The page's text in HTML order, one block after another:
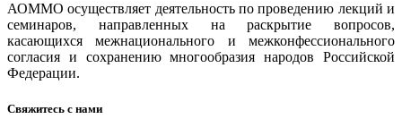
АОММО осуществляет деятельность по проведению лекций и
семинаров, направленных на раскрытие вопросов,
касающихся межнационального и межконфессионального
согласия и сохранению многообразия народов Российской
Федерации.
Свяжитесь с нами